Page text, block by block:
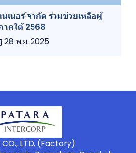
เนอร์ จำกัด ร่วมช่วยเหลือผู้
าคใต้ 2568
28 พ.ย. 2025
CO., LTD. (Factory)